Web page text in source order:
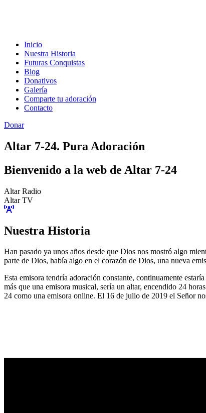
Inicio
Nuestra Historia
Futuras Conquistas
Blog
Donativos
Galería
Comparte tu adoración
Contacto
Donar
Altar 7-24. Pura Adoración
Bienvenido a la web de Altar 7-24
Altar Radio
Altar TV
Nuestra Historia
Han pasado ya unos años desde que Dios nos mostró algo
parte de Dios, había algo en el corazón de Dios, una nueva
Esta emisora tendría adoración constante, continuamente
más que una emisora musical, sería un altar, encendido 24
24 como una emisora online. El 16 de julio de 2019 el Señor